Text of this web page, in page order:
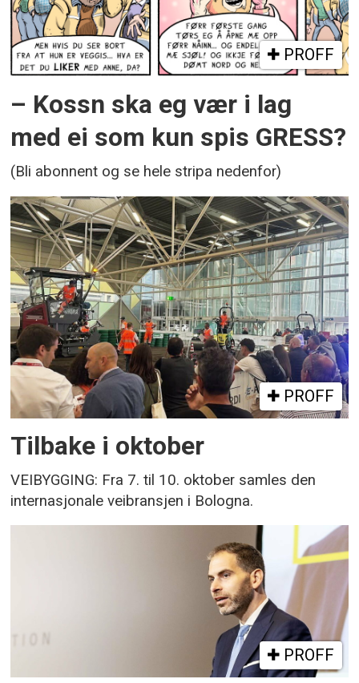
PROFF
– Kossn ska eg vær i lag
med ei som kun spis GRESS?
(Bli abonnent og se hele stripa nedenfor)
PROFF
Tilbake i oktober
VEIBYGGING: Fra 7. til 10. oktober samles den
internasjonale veibransjen i Bologna.
PROFF